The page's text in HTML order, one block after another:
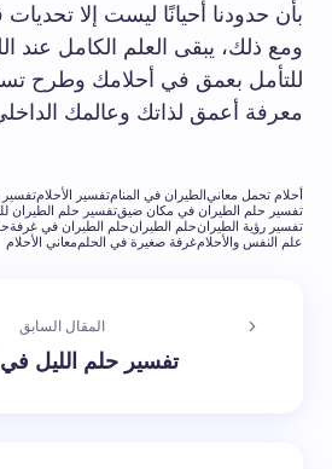
بأن حدودنا أحيانًا ليست إلا تحديات
ومع ذلك، يبقى العلم الكامل عند
للتأمل بعمق في أحلامك وطرح
معرفة أعمق لذاتك وعالمك
أحلام تحمل معانيالطيران في المنامتفسير الأحلام
تفسير حلم الطيران في مكان ضيقتفسير حلم الطيران
تفسير رؤية الطيرانحلم الطيرانحلم الطيران في غرفة
علم النفس والأحلامغرفة صغيرة في الحلم معاني الأحلام
المقال السابق
تفسير حلم الليل في